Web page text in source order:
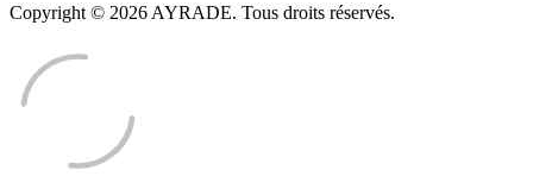
Copyright © 2026 AYRADE. Tous droits réservés.